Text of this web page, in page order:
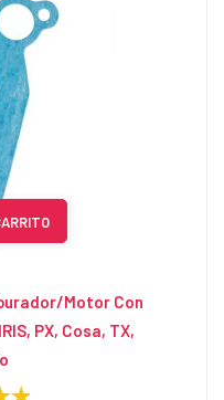
Motor Con
PX, Cosa, TX,